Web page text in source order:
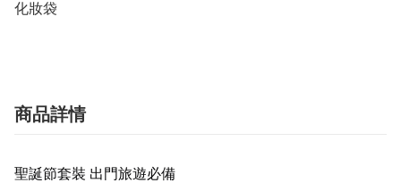
化妝袋
商品詳情
聖誕節套裝 出門旅遊必備